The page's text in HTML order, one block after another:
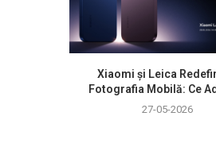
Xiaomi și Leica
Fotografia Mobilă: Ce
27-05-2026